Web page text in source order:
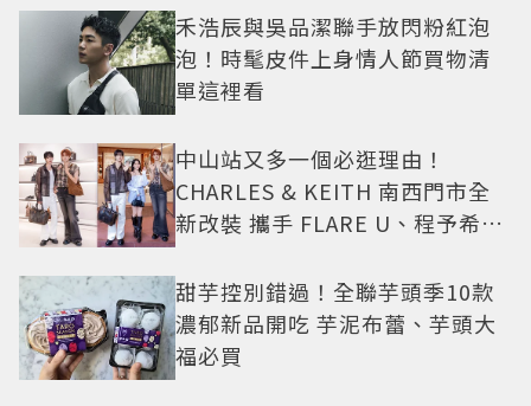
禾浩辰與吳品潔聯手放閃粉紅泡
泡！時髦皮件上身情人節買物清
單這裡看
中山站又多一個必逛理由！
CHARLES & KEITH 南西門市全
新改裝 攜手 FLARE U、程予希演
甜芋控別錯過！全聯芋頭季10款
濃郁新品開吃 芋泥布蕾、芋頭大
福必買